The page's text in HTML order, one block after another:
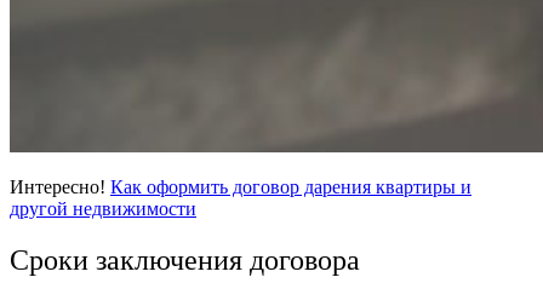
Интересно! Как оформить договор дарения квартиры и
другой недвижимости
Сроки заключения договора